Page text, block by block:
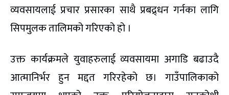
व्यवसायलाई प्रचार प्रसारका साथै प्रबद्र्धन गर्नका लागि
सिपमुलक तालिमको गरिएको हो ।
उक्त कार्यक्रमले युवाहरुलाई व्यवसायमा अगाडि बढाउदै
आत्मानिर्भर हुन मद्दत गरिरहेको छ। गाउँपालिकाको